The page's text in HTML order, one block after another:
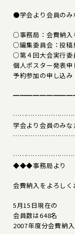
●学会より会員のみ
○事務局：会費納入
○編集委員会：投稿
○第４回大会実行委
個人ポスター発表申
予約参加の申し込み
学会より会員のみな
◆◆◆事務局より
会費納入をよろしく
5月15日現在の
会員数は648名
2007年度分会費納